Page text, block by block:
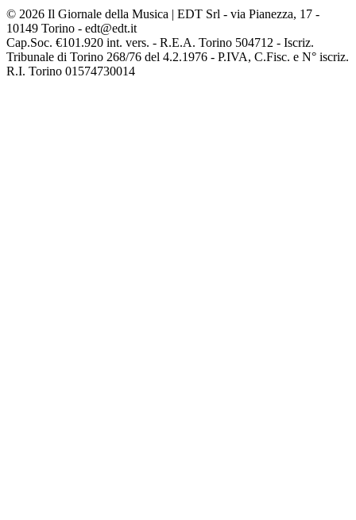
© 2026 Il Giornale della Musica | EDT Srl - via Pianezza, 17 -
10149 Torino - edt@edt.it
Cap.Soc. €101.920 int. vers. - R.E.A. Torino 504712 - Iscriz.
Tribunale di Torino 268/76 del 4.2.1976 - P.IVA, C.Fisc. e N° iscriz.
R.I. Torino 01574730014